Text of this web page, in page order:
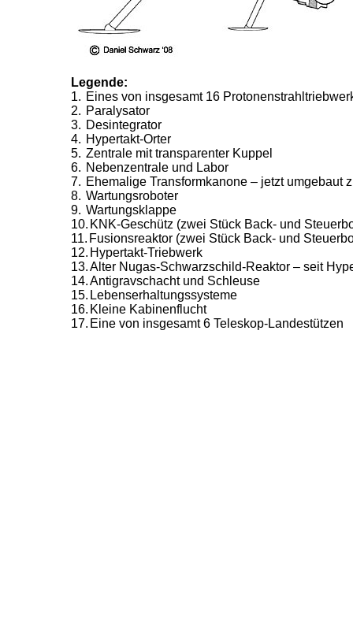
Legende:
1. Eines von insgesamt 16
2. Paralysator
3. Desintegrator
4. Hypertakt-Orter
5. Zentrale mit transparenter Kuppel
6. Nebenzentrale und Labor
7. Ehemalige Transformkanone – jetzt umgebaut
8. Wartungsroboter
9. Wartungsklappe
10. KNK-Geschütz (zwei Stück Back- und
11. Fusionsreaktor (zwei Stück Back- und
12. Hypertakt-Triebwerk
13.Alter Nugas-Schwarzschild-Reaktor – seit
14.Antigravschacht und Schleuse
15. Lebenserhaltungssysteme
16. Kleine Kabinenflucht
17. Eine von insgesamt 6 Teleskop-Landestützen